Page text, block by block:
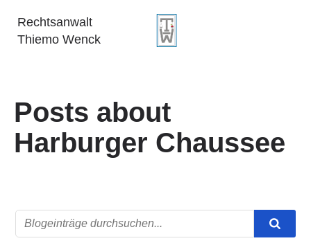
Rechtsanwalt
Thiemo Wenck
Posts about
Harburger Chaussee